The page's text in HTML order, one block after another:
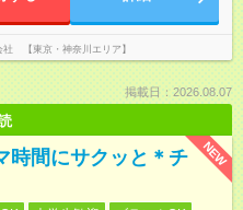
社 【東京・神奈川エリア】
掲載日：2026.08.07
NEW
時間にサクッと＊チ